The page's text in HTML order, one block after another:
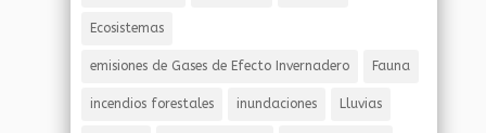
Ecosistemas
emisiones de Gases de Efecto Invernadero Fauna
incendios forestales inundaciones Lluvias